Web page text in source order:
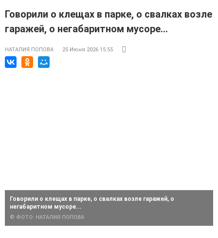
Говорили о клещах в парке, о свалках возле
гаражей, о негабаритном мусоре...
НАТАЛИЯ ПОПОВА 25 Июня 2026 15:55
Говорили о клещах в парке, о свалках возле гаражей, о
негабаритном мусоре...
© ФОТО: НАТАЛИЯ ПОПОВА